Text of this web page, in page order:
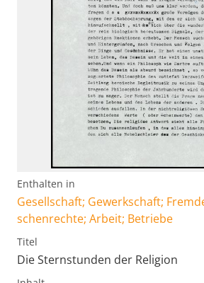
Enthalten in
Gesellschaft; Gewerkschaft;
schenrechte; Arbeit; Betriebe
Titel
Die Sternstunden der Religion